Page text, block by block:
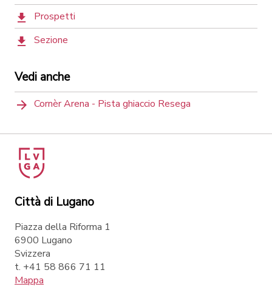
Prospetti
Sezione
Vedi anche
Cornèr Arena - Pista ghiaccio Resega
Città di Lugano
Piazza della Riforma 1
6900 Lugano
Svizzera
t. +41 58 866 71 11
Mappa